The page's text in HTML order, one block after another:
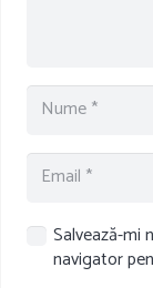
Salvează-mi
navigator